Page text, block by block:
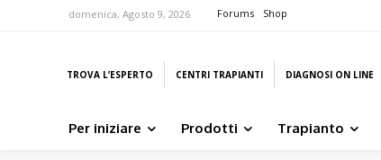
domenica, Agosto 9, 2026 Forums Shop
TROVA L’ESPERTO CENTRI TRAPIANTI DIAGNOSI ON LINE
Per iniziare Prodotti Trapianto